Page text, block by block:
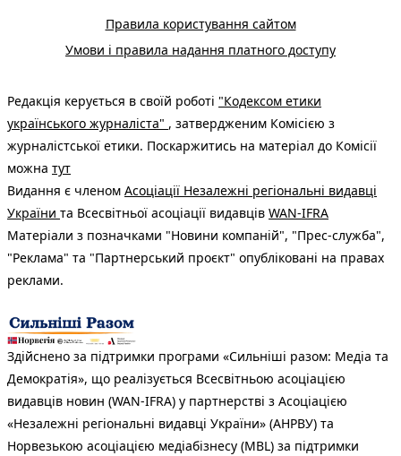
Правила користування сайтом
Умови і правила надання платного доступу
Редакція керується в своїй роботі "Кодексом етики
українського журналіста" , затвердженим Комісією з
журналістської етики. Поскаржитись на матеріал до Комісії
можна тут
Видання є членом Асоціації Незалежні регіональні видавці
України та Всесвітньої асоціації видавців WAN-IFRA
Матеріали з позначками "Новини компаній", "Прес-служба",
"Реклама" та "Партнерський проєкт" опубліковані на правах
реклами.
Здійснено за підтримки програми «Сильніші разом: Медіа та
Демократія», що реалізується Всесвітньою асоціацією
видавців новин (WAN-IFRA) у партнерстві з Асоціацією
«Незалежні регіональні видавці України» (АНРВУ) та
Норвезькою асоціацією медіабізнесу (MBL) за підтримки